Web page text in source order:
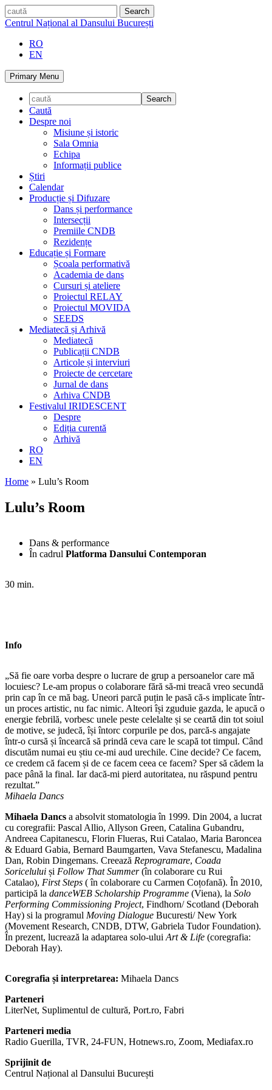
Skip
to
caută
Centrul Național al Dansului București
RO
EN
Primary Menu
Caută
Despre noi
Misiune și istoric
Sala Omnia
Echipa
Informații publice
Știri
Calendar
Producție și Difuzare
Dans și performance
Intersecții
Premiile CNDB
Rezidențe
Educație și Formare
Școala performativă
Academia de dans
Cursuri și ateliere
Proiectul RELAY
Proiectul MOVIDA
SEEDS
Mediatecă și Arhivă
Mediatecă
Publicații CNDB
Articole și interviuri
Proiecte de cercetare
Jurnal de dans
Arhiva CNDB
Festivalul IRIDESCENT
Despre
Ediția curentă
Arhivă
RO
EN
Home » Lulu’s Room
Lulu’s Room
Dans & performance
În cadrul Platforma Dansului Contemporan
30 min.
Info
„Să fie oare vorba despre o lucrare de grup a persoanelor care mă
locuiesc? Le-am propus o colaborare fără să-mi treacă vreo secundă
prin cap în ce mă bag. Uneori parcă puțin le pasă că-s implicate într-
un proces artistic, nu fac nimic. Alteori își zguduie gazda, le apucă o
energie febrilă, vorbesc unele peste celelalte și se ceartă din tot soiul
de motive, se judecă, își întorc corpurile pe dos, parcă-s angajate
într-o cursă și încearcă să prindă ceva care le scapă tot timpul. Când
discutăm numai eu știu ce-mi aud urechile. Cine decide? Ce facem,
ce credem că facem și de ce facem ceea ce facem? Sper să cădem la
pace până la final. Iar dacă-mi pierd autoritatea, nu răspund pentru
rezultat.”
Mihaela Dancs
Mihaela Dancs a absolvit stomatologia în 1999. Din 2004, a lucrat
cu coregrafii: Pascal Allio, Allyson Green, Catalina Gubandru,
Andreea Capitanescu, Florin Flueras, Rui Catalao, Maria Baroncea
& Eduard Gabia, Bernard Baumgarten, Vava Stefanescu, Madalina
Dan, Robin Dingemans. Creează Reprogramare, Coada
Soricelului și Follow That Summer(în colaborare cu Rui
Catalao), First Steps ( în colaborare cu Carmen Coțofană). În 2010,
participă la danceWEB Scholarship Programme (Viena), la Solo
Performing Commissioning Project, Findhorn/ Scotland (Deborah
Hay) si la programul Moving Dialogue Bucuresti/ New York
(Movement Research, CNDB, DTW, Gabriela Tudor Foundation).
În prezent, lucrează la adaptarea solo-ului Art & Life (coregrafia:
Deborah Hay).
Coregrafia și interpretarea: Mihaela Dancs
Parteneri
LiterNet, Suplimentul de cultură, Port.ro, Fabri
Parteneri media
Radio Guerilla, TVR, 24-FUN, Hotnews.ro, Zoom, Mediafax.ro
Sprijinit de
Centrul Național al Dansului București